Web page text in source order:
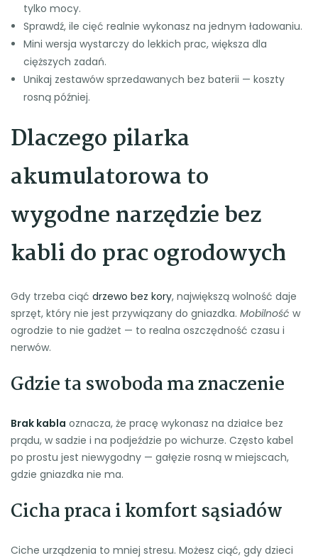
tylko mocy.
Sprawdź, ile cięć realnie wykonasz na jednym ładowaniu.
Mini wersja wystarczy do lekkich prac, większa dla
cięższych zadań.
Unikaj zestawów sprzedawanych bez baterii — koszty
rosną później.
Dlaczego pilarka
akumulatorowa to
wygodne narzędzie bez
kabli do prac ogrodowych
Gdy trzeba ciąć drzewo bez kory, największą wolność daje
sprzęt, który nie jest przywiązany do gniazdka. Mobilność w
ogrodzie to nie gadżet — to realna oszczędność czasu i
nerwów.
Gdzie ta swoboda ma znaczenie
Brak kabla oznacza, że pracę wykonasz na działce bez
prądu, w sadzie i na podjeździe po wichurze. Często kabel
po prostu jest niewygodny — gałęzie rosną w miejscach,
gdzie gniazdka nie ma.
Cicha praca i komfort sąsiadów
Ciche urządzenia to mniej stresu. Możesz ciąć, gdy dzieci